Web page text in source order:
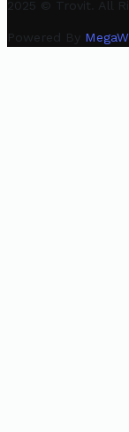
2025 © Trovit. All
Powered By